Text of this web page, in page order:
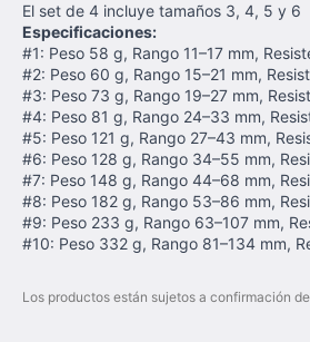
El set de 4 incluye tamaños 3, 4, 5 y 6
Especificaciones:
#1: Peso 58 g, Rango 11–17 mm,
#2: Peso 60 g, Rango 15–21 mm,
#3: Peso 73 g, Rango 19–27 mm,
#4: Peso 81 g, Rango 24–33 mm,
#5: Peso 121 g, Rango 27–43 mm,
#6: Peso 128 g, Rango 34–55 mm,
#7: Peso 148 g, Rango 44–68 mm,
#8: Peso 182 g, Rango 53–86 mm,
#9: Peso 233 g, Rango 63–107 mm,
#10: Peso 332 g, Rango 81–134 mm,
Los productos están sujetos a confirmación